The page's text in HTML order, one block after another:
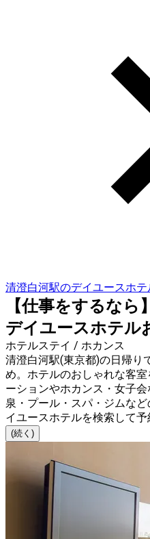
清澄白河駅のデイユースホテ
【仕事をするなら
デイユースホテル
ホテルステイ / ホカンス
清澄白河駅(東京都)の日帰り
め。ホテルのおしゃれな客
ーションやホカンス・女子
泉・プール・スパ・ジムな
イユースホテルを検索して予
(続く)